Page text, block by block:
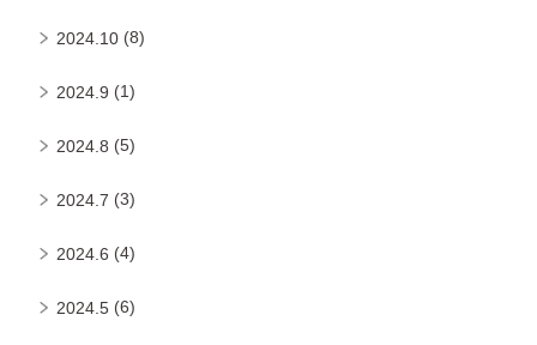
2024.10 (8)
2024.9 (1)
2024.8 (5)
2024.7 (3)
2024.6 (4)
2024.5 (6)